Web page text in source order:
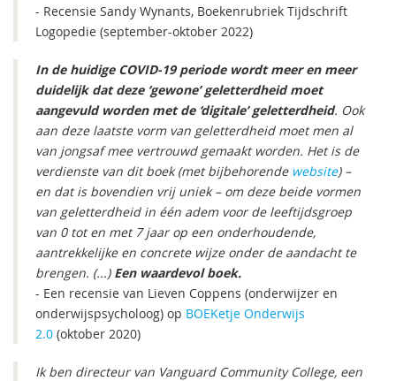
- Recensie Sandy Wynants, Boekenrubriek Tijdschrift
Logopedie (september-oktober 2022)
In de huidige COVID-19 periode wordt meer en meer
duidelijk dat deze ‘gewone’ geletterdheid moet
aangevuld worden met de ‘digitale’ geletterdheid. Ook
aan deze laatste vorm van geletterdheid moet men al
van jongsaf mee vertrouwd gemaakt worden. Het is de
verdienste van dit boek (met bijbehorende website) –
en dat is bovendien vrij uniek – om deze beide vormen
van geletterdheid in één adem voor de leeftijdsgroep
van 0 tot en met 7 jaar op een onderhoudende,
aantrekkelijke en concrete wijze onder de aandacht te
brengen. (...) Een waardevol boek.
- Een recensie van Lieven Coppens (onderwijzer en
onderwijspsycholoog) op BOEKetje Onderwijs
2.0 (oktober 2020)
Ik ben directeur van Vanguard Community College, een